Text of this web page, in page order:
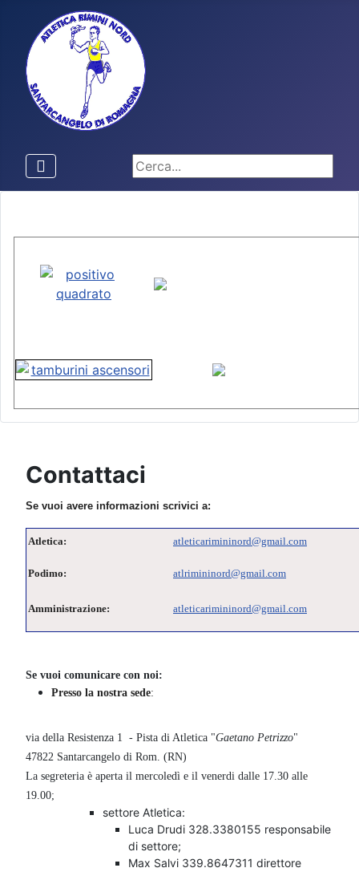
Cerca...
Contattaci
Se vuoi avere informazioni scrivici a:
Atletica:
Podimo:
atleticarimininord@gmail.com
atlrimininord@gmail.com
Amministrazione: atleticarimininord@gmail.com
Se vuoi comunicare con noi:
Presso la nostra sede:
via della Resistenza 1 - Pista di Atletica "Gaetano Petrizzo"
47822 Santarcangelo di Rom. (RN)
La segreteria è aperta il mercoledì e il venerdi dalle 17.30 alle
19.00;
settore Atletica:
Luca Drudi 328.3380155 responsabile
di settore;
Max Salvi 339.8647311 direttore